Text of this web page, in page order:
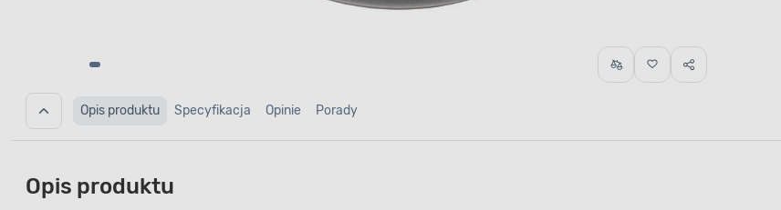
Opis produktu Specyfikacja Opinie Porady
Opis produktu